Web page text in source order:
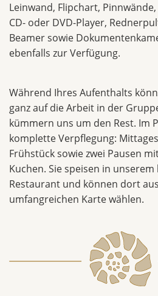
Leinwand, Flipchart,
CD- oder DVD-Player,
Beamer sowie
ebenfalls zur Verfügung.
Während Ihres Aufenthalts
ganz auf die Arbeit in der
kümmern uns um den Rest. Im
komplette Verpflegung:
Frühstück sowie zwei Pausen
Kuchen. Sie speisen in
Restaurant und können dort
umfangreichen Karte wählen.